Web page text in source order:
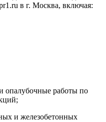
в г. Москва, включая:
опалубочные работы по
и железобетонных